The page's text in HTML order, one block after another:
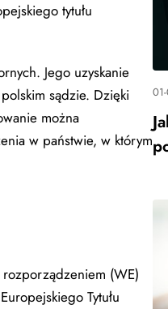
tytułu
Jego uzyskanie
sądzie. Dzięki
można
w państwie, w którym
rozporządzeniem (WE)
Tytułu